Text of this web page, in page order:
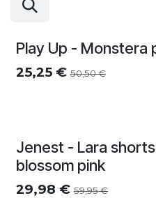
Play Up - Monstera
25,25 € 50,50€
Jenest - Lara
blossom pink
29,98 € 59,95€